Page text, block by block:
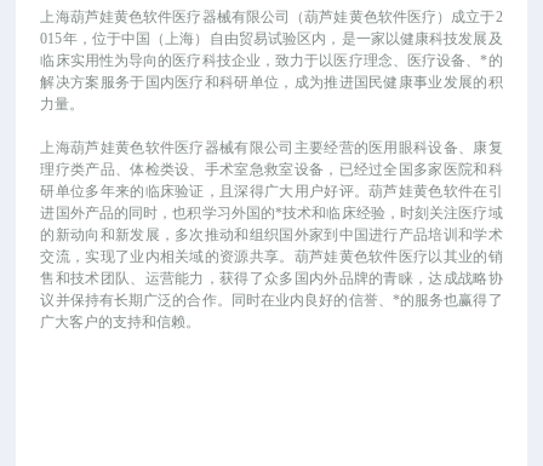
上海葫芦娃黄色软件医疗器械有限公司（葫芦娃黄色软件医疗）成立于2
015年，位于中国（上海）自由贸易试验区内，是一家以健康科技发展及
临床实用性为导向的医疗科技企业，致力于以医疗理念、医疗设备、*的
解决方案服务于国内医疗和科研单位，成为推进国民健康事业发展的积
力量。
上海葫芦娃黄色软件医疗器械有限公司主要经营的医用眼科设备、康复
理疗类产品、体检类设、手术室急救室设备，已经过全国多家医院和科
研单位多年来的临床验证，且深得广大用户好评。葫芦娃黄色软件在引
进国外产品的同时，也积学习外国的*技术和临床经验，时刻关注医疗域
的新动向和新发展，多次推动和组织国外家到中国进行产品培训和学术
交流，实现了业内相关域的资源共享。葫芦娃黄色软件医疗以其业的销
售和技术团队、运营能力，获得了众多国内外品牌的青睐，达成战略协
议并保持有长期广泛的合作。同时在业内良好的信誉、*的服务也赢得了
广大客户的支持和信赖。